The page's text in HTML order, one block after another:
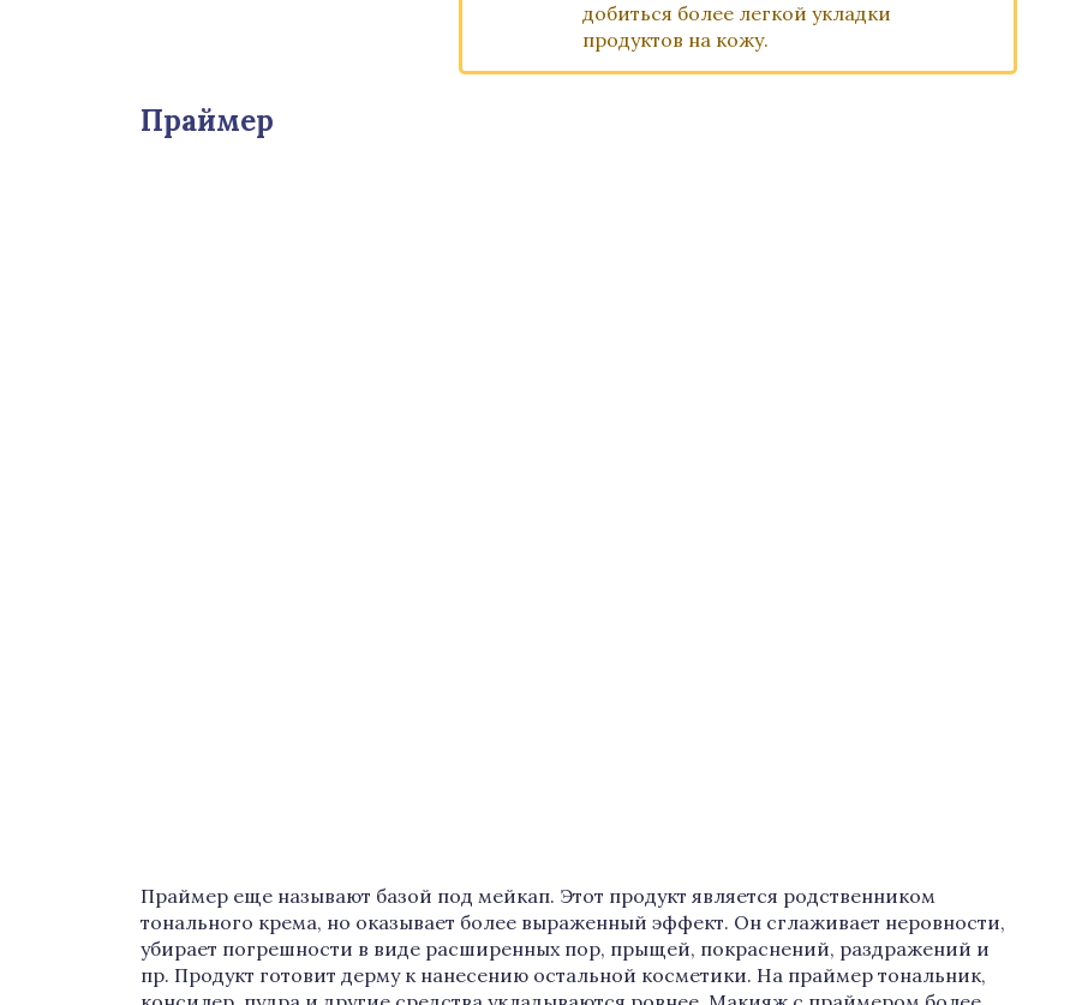
добиться более легкой укладки
продуктов на кожу.
Праймер
Праймер еще называют базой под мейкап. Этот продукт является родственником
тонального крема, но оказывает более выраженный эффект. Он сглаживает неровности,
убирает погрешности в виде расширенных пор, прыщей, покраснений, раздражений и
пр. Продукт готовит дерму к нанесению остальной косметики. На праймер тональник,